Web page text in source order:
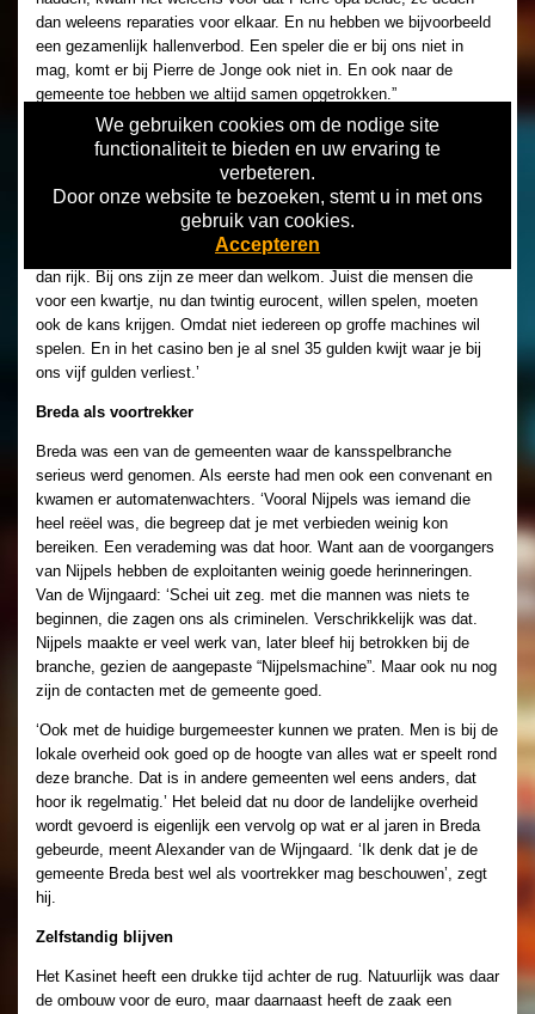
We gebruiken cookies om de nodige site
functionaliteit te bieden en uw ervaring te
verbeteren.
Door onze website te bezoeken, stemt u in met ons
gebruik van cookies.
Accepteren
dan weleens reparaties voor elkaar. En nu hebben we bijvoorbeeld
een gezamenlijk hallenverbod. Een speler die er bij ons niet in
mag, komt er bij Pierre de Jonge ook niet in. En ook naar de
gemeente toe hebben we altijd samen opgetrokken.”
Met Holland Casino ligt het iets anders. Alexander van de
Wijngaard: ‘Ja, natuurlijk. Dat komt ook omdat voorheen het
casino dingen voor elkaar kreeg die wij niet mochten. De laatste
jaren is dat wat minder erg, maar toch. Maar je ziet ook dat er
meer mensen vanuit het casino onze richting op komen. Het
zogenaamde kwartjespubliek. Die zijn ze bij het casino liever kwijt
dan rijk. Bij ons zijn ze meer dan welkom. Juist die mensen die
voor een kwartje, nu dan twintig eurocent, willen spelen, moeten
ook de kans krijgen. Omdat niet iedereen op groffe machines wil
spelen. En in het casino ben je al snel 35 gulden kwijt waar je bij
ons vijf gulden verliest.’
Breda als voortrekker
Breda was een van de gemeenten waar de kansspelbranche
serieus werd genomen. Als eerste had men ook een convenant en
kwamen er automatenwachters. ‘Vooral Nijpels was iemand die
heel reëel was, die begreep dat je met verbieden weinig kon
bereiken. Een verademing was dat hoor. Want aan de voorgangers
van Nijpels hebben de exploitanten weinig goede herinneringen.
Van de Wijngaard: ‘Schei uit zeg. met die mannen was niets te
beginnen, die zagen ons als criminelen. Verschrikkelijk was dat.
Nijpels maakte er veel werk van, later bleef hij betrokken bij de
branche, gezien de aangepaste “Nijpelsmachine”. Maar ook nu nog
zijn de contacten met de gemeente goed.
‘Ook met de huidige burgemeester kunnen we praten. Men is bij de
lokale overheid ook goed op de hoogte van alles wat er speelt rond
deze branche. Dat is in andere gemeenten wel eens anders, dat
hoor ik regelmatig.’ Het beleid dat nu door de landelijke overheid
wordt gevoerd is eigenlijk een vervolg op wat er al jaren in Breda
gebeurde, meent Alexander van de Wijngaard. ‘Ik denk dat je de
gemeente Breda best wel als voortrekker mag beschouwen’, zegt
hij.
Zelfstandig blijven
Het Kasinet heeft een drukke tijd achter de rug. Natuurlijk was daar
de ombouw voor de euro, maar daarnaast heeft de zaak een